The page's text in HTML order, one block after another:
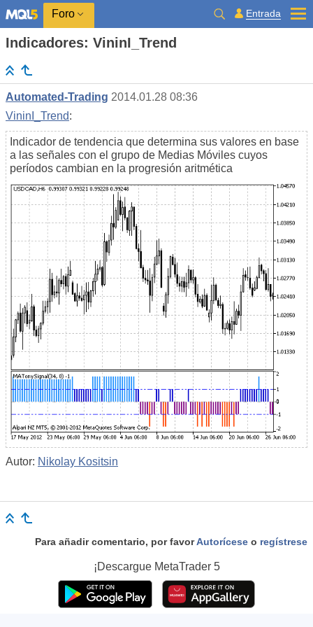
Foro Entrada
Indicadores: VininI_Trend
Automated-Trading 2014.01.28 08:36
VininI_Trend:
Indicador de tendencia que determina sus valores en base
a las señales con el grupo de Medias Móviles cuyos
períodos cambian en la progresión aritmética
Autor: Nikolay Kositsin
Para añadir comentario, por favorAutorícese o regístrese
¡Descargue MetaTrader 5